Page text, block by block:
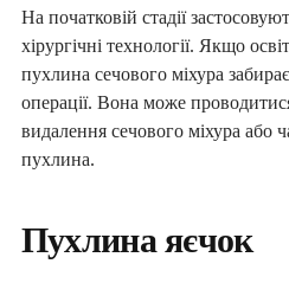
На початковій стадії
хірургічні технології. Якщо
пухлина сечового міхура
операції. Вона може
видалення сечового міхура або
пухлина.
Пухлина яєчок